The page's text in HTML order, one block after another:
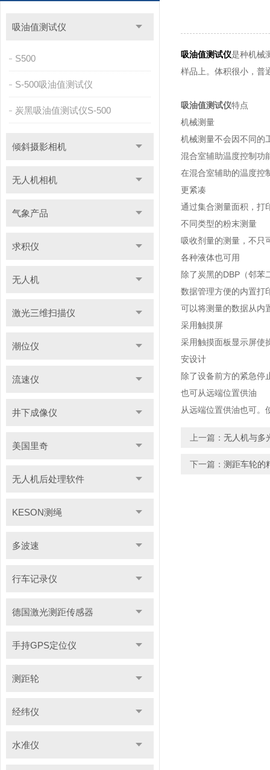
吸油值测试仪
S500
S-500吸油值测试仪
炭黑吸油值测试仪S-500
倾斜摄影相机
无人机相机
气象产品
求积仪
无人机
激光三维扫描仪
潮位仪
流速仪
井下成像仪
美国里奇
无人机后处理软件
KESON测绳
多波速
行车记录仪
德国激光测距传感器
手持GPS定位仪
测距轮
经纬仪
水准仪
吸油值测试仪是种机械
样品上。体积很小，普
吸油值测试仪特点
机械测量
机械测量不会因不同的
混合室辅助温度控制功
在混合室辅助的温度控
更紧凑
通过集合测量面积，打
不同类型的粉末测量
吸收剂量的测量，不只
各种液体也可用
除了炭黑的DBP（邻苯
数据管理方便的内置打
可以将测量的数据从内
采用触摸屏
采用触摸面板显示屏使
安设计
除了设备前方的紧急停
也可从远端位置供油
从远端位置供油也可。
上一篇： 无人机与多
下一篇： 测距车轮的